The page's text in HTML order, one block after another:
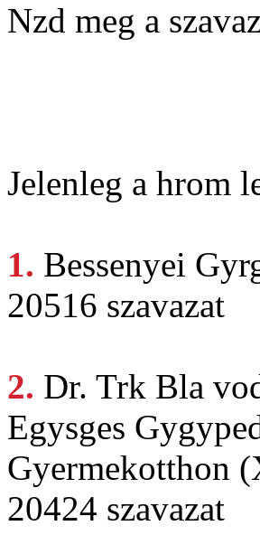
Nzd meg a
Jelenleg a hrom
1. Bessenyei
20516 szavazat
2. Dr. Trk Bla
Egysges
Gyermekotthon
20424 szavazat